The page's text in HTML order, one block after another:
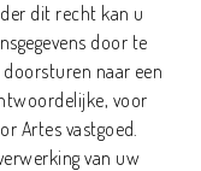
dit recht kan u
door te
naar een
voor
Artes vastgoed.
van uw